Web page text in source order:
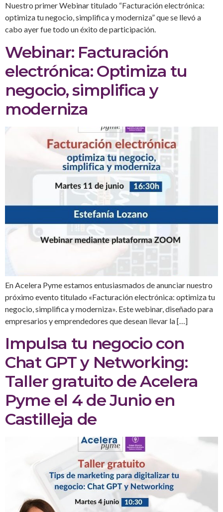
Nuestro primer Webinar titulado “Facturación electrónica:
optimiza tu negocio, simplifica y moderniza” que se llevó a
cabo ayer fue todo un éxito de participación.
Webinar: Facturación
electrónica: Optimiza tu
negocio, simplifica y
moderniza
En Acelera Pyme estamos entusiasmados de anunciar nuestro
próximo evento titulado «Facturación electrónica: optimiza tu
negocio, simplifica y moderniza». Este webinar, diseñado para
empresarios y emprendedores que desean llevar la […]
Impulsa tu negocio con
Chat GPT y Networking:
Taller gratuito de Acelera
Pyme el 4 de Junio en
Castilleja de